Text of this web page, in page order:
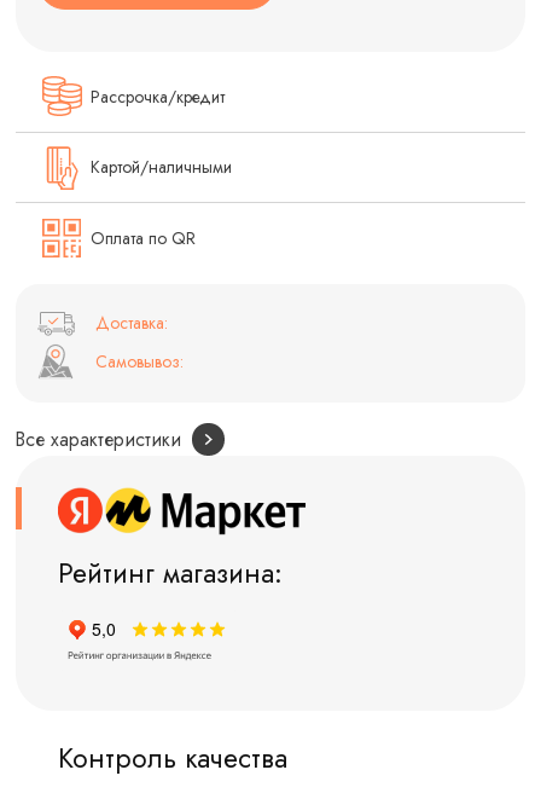
Рассрочка/кредит
Картой/наличными
Оплата по QR
Доставка:
Самовывоз:
Все характеристики
Рейтинг магазина:
Контроль качества